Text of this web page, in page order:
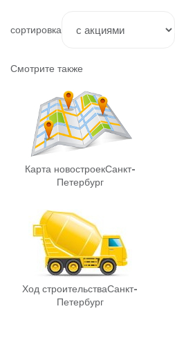
сортировка
Смотрите также
Карта новостроекСанкт-
Петербург
Ход строительстваСанкт-
Петербург